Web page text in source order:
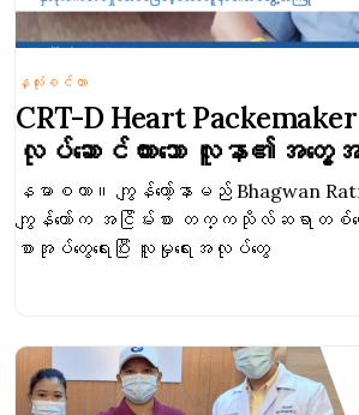
CRT-D Heart
လုပ်ဆောင်ထားသော လူနာ၏အတွေ့
နမာစကာ။ ကျွန်တော့်နာမည် Bhagwan
ကျွန်တော်က အငြိမ်းစား တက္ကသိုလ်ဆရာတ
စာအုပ်တွေရေးပြီး လူမှုရေးအလုပ်တွေ
နှလုံးစင်တာ